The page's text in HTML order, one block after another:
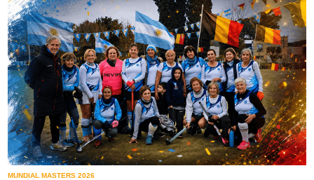
MUNDIAL MASTERS 2026